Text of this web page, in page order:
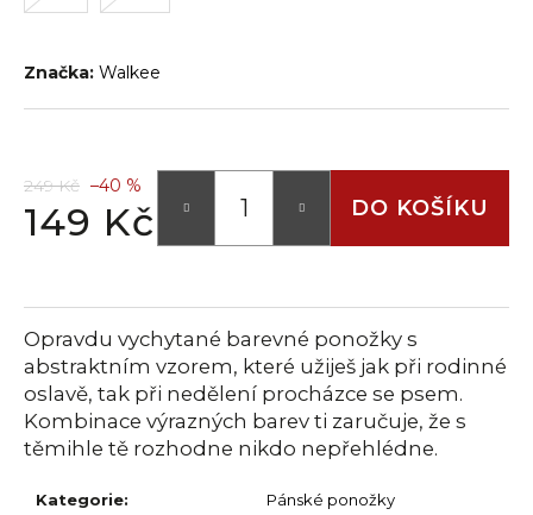
Značka: Walkee
249 Kč –40 %
149 Kč DO KOŠÍKU
Opravdu vychytané barevné ponožky s
abstraktním vzorem, které užiješ jak při rodinné
oslavě, tak při nedělení procházce se psem.
Kombinace výrazných barev ti zaručuje, že s
těmihle tě rozhodne nikdo nepřehlédne.
Kategorie:
Pánské ponožky
o
o
r
u
j
e